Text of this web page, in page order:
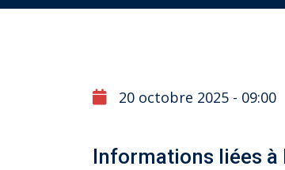
20 octobre 2025 - 09:00
Informations liées